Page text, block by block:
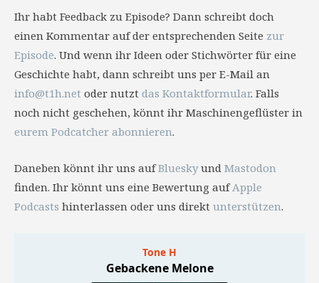
Ihr habt Feedback zu Episode? Dann schreibt doch
einen Kommentar auf der entsprechenden Seite zur
Episode. Und wenn ihr Ideen oder Stichwörter für eine
Geschichte habt, dann schreibt uns per E-Mail an
info@t1h.net oder nutzt das Kontaktformular. Falls
noch nicht geschehen, könnt ihr Maschinengeflüster in
eurem Podcatcher abonnieren.
Daneben könnt ihr uns aufBlueskyund Mastodon
finden. Ihr könnt uns eine Bewertung aufApple
Podcasts hinterlassen oder uns direkt unterstützen.